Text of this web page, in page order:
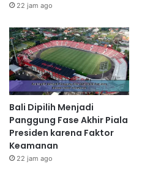
22 jam ago
Bali Dipilih Menjadi
Panggung Fase Akhir Piala
Presiden karena Faktor
Keamanan
22 jam ago